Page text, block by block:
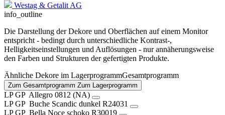
Westag & Getalit AG
info_outline
Die Darstellung der Dekore und Oberflächen auf einem Monitor
entspricht - bedingt durch unterschiedliche Kontrast-,
Helligkeitseinstellungen und Auflösungen - nur annäherungsweise
den Farben und Strukturen der gefertigten Produkte.
Ähnliche Dekore im LagerprogrammGesamtprogramm
Zum Gesamtprogramm Zum Lagerprogramm
LP GP Allegro 0812 (NA)
LP GP Buche Scandic dunkel R24031
LP GP Bella Noce schoko R30019